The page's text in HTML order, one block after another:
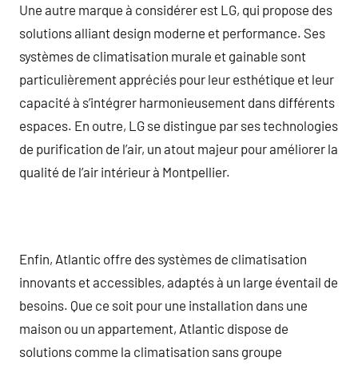
Une autre marque à considérer est LG, qui propose des
solutions alliant design moderne et performance. Ses
systèmes de climatisation murale et gainable sont
particulièrement appréciés pour leur esthétique et leur
capacité à s’intégrer harmonieusement dans différents
espaces. En outre, LG se distingue par ses technologies
de purification de l’air, un atout majeur pour améliorer la
qualité de l’air intérieur à Montpellier.
Enfin, Atlantic offre des systèmes de climatisation
innovants et accessibles, adaptés à un large éventail de
besoins. Que ce soit pour une installation dans une
maison ou un appartement, Atlantic dispose de
solutions comme la climatisation sans groupe